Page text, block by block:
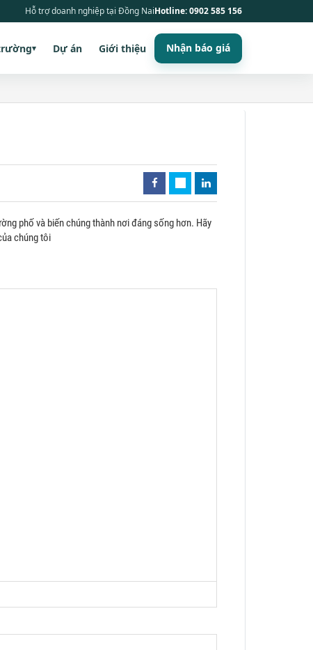
Hỗ trợ doanh nghiệp tại Đồng NaiHotline: 0902 585 156
▾ Dự án Giới thiệu Nhận báo giá
phố và biến chúng thành nơi đáng sống hơn. Hãy
chúng tôi